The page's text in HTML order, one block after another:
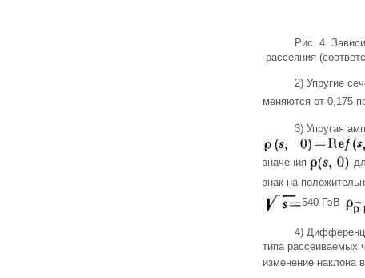
Рис. 4.
-рассеяния
2) Упругие
меняются от 0,175
3) Упругая
значения
знак на
540 ГэВ
4)
типа рассеиваемых
изменение наклона